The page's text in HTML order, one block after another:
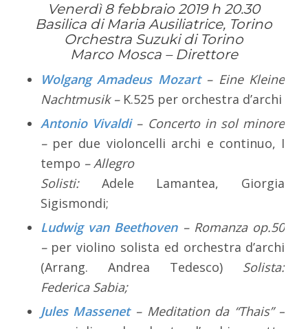
Venerdì 8 febbraio 2019 h 20.30
Basilica di Maria Ausiliatrice, Torino
Orchestra Suzuki di Torino
Marco Mosca – Direttore
Wolgang Amadeus Mozart– Eine Kleine
Nachtmusik – K.525 per orchestra d’archi
Antonio Vivaldi– Concerto in sol minore
– per due violoncelli archi e continuo, I
tempo – Allegro
Solisti: Adele Lamantea, Giorgia
Sigismondi;
Ludwig van Beethoven– Romanza op.50
– per violino solista ed orchestra d’archi
(Arrang. Andrea Tedesco) Solista:
Federica Sabia;
Jules Massenet– Meditation da “Thais” –